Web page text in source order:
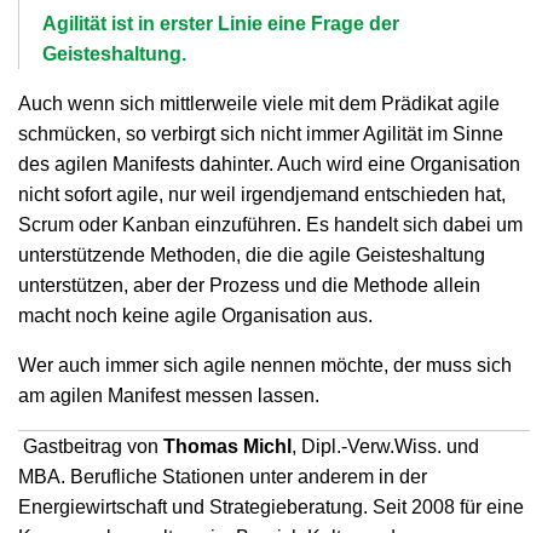
Agilität ist in erster Linie eine Frage der
Geisteshaltung.
Auch wenn sich mittlerweile viele mit dem Prädikat agile
schmücken, so verbirgt sich nicht immer Agilität im Sinne
des agilen Manifests dahinter. Auch wird eine Organisation
nicht sofort agile, nur weil irgendjemand entschieden hat,
Scrum oder Kanban einzuführen. Es handelt sich dabei um
unterstützende Methoden, die die agile Geisteshaltung
unterstützen, aber der Prozess und die Methode allein
macht noch keine agile Organisation aus.
Wer auch immer sich agile nennen möchte, der muss sich
am agilen Manifest messen lassen.
Gastbeitrag von Thomas Michl , Dipl.-Verw.Wiss. und
MBA. Berufliche Stationen unter anderem in der
Energiewirtschaft und Strategieberatung. Seit 2008 für eine